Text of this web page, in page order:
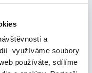
a
využíváme soubory
používáte, sdílíme
ve smyslu